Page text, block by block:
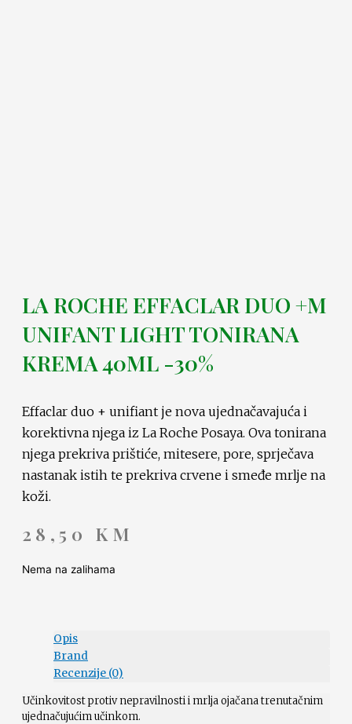
LA ROCHE EFFACLAR DUO +M
UNIFANT LIGHT TONIRANA
KREMA 40ML -30%
Effaclar duo + unifiant je nova ujednačavajuća i
korektivna njega iz La Roche Posaya. Ova tonirana
njega prekriva prištiće, mitesere, pore, sprječava
nastanak istih te prekriva crvene i smeđe mrlje na
koži.
28,50 KM
Nema na zalihama
Opis
Brand
Recenzije (0)
Učinkovitost protiv nepravilnosti i mrlja ojačana trenutačnim
ujednačujućim učinkom.